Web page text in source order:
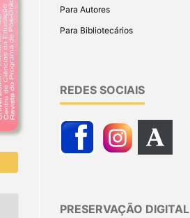
Para Autores
Para Bibliotecários
REDES SOCIAIS
PRESERVAÇÃO DIGITAL